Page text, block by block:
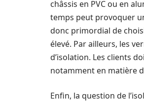
châssis en PVC ou en
temps peut provoquer
donc primordial de
élevé. Par ailleurs, les
d’isolation. Les clients
notamment en matière
Enfin, la question de